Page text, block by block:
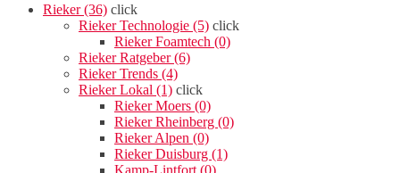
Rieker (36) click
Rieker Technologie (5) click
Rieker Foamtech (0)
Rieker Ratgeber (6)
Rieker Trends (4)
Rieker Lokal (1) click
Rieker Moers (0)
Rieker Rheinberg (0)
Rieker Alpen (0)
Rieker Duisburg (1)
Kamp-Lintfort (0)